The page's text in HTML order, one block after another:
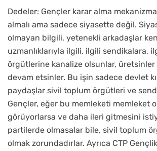
Dedeler: Gençler karar alma
almalı ama sadece siyasette değil.
olmayan bilgili, yetenekli arkadaşlar
uzmanlıklarıyla ilgili, ilgili sendikalara,
örgütlerine kanalize olsunlar,
devam etsinler. Bu işin sadece devlet
paydaşlar sivil toplum örgütleri ve
Gençler, eğer bu memleketi memleket
görüyorlarsa ve daha ileri gitmesini
partilerde olmasalar bile, sivil toplum
olmak zorundadırlar. Ayrıca CTP